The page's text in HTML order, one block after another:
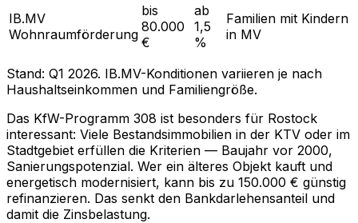
IB.MV
Wohnraumförderung
bis
80.000
€
ab
1,5
%
Familien mit Kindern
in MV
Stand: Q1 2026. IB.MV-Konditionen variieren je nach
Haushaltseinkommen und Familiengröße.
Das KfW-Programm 308 ist besonders für Rostock
interessant: Viele Bestandsimmobilien in der KTV oder im
Stadtgebiet erfüllen die Kriterien — Baujahr vor 2000,
Sanierungspotenzial. Wer ein älteres Objekt kauft und
energetisch modernisiert, kann bis zu 150.000 € günstig
refinanzieren. Das senkt den Bankdarlehensanteil und
damit die Zinsbelastung.